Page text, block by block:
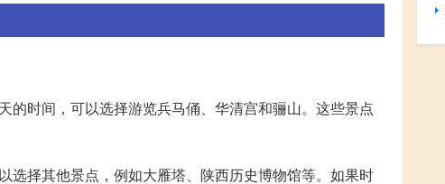
时间，可以选择游览兵马俑、华清宫和骊山。这些景点
选择其他景点，例如大雁塔、陕西历史博物馆等。如果时